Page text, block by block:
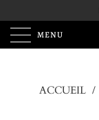
MENU
ACCUEIL /